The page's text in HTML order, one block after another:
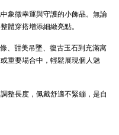
象徵幸運與守護的小飾品。無論
體穿搭增添細緻亮點。
、甜美吊墜、復古玉石到充滿寓
重要場合中，輕鬆展現個人魅
整長度，佩戴舒適不緊繃，是自